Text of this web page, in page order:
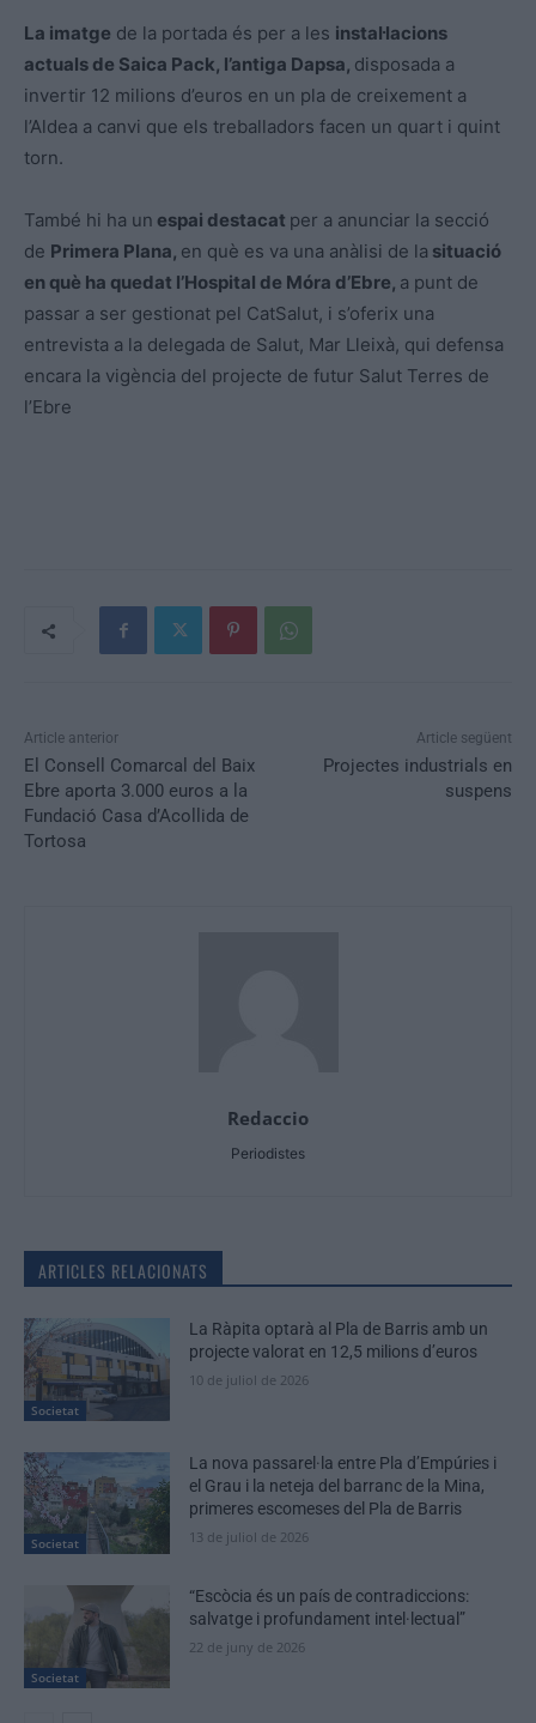
La imatge de la portada és per a les instal·lacions
actuals de Saica Pack, l’antiga Dapsa, disposada a
invertir 12 milions d’euros en un pla de creixement a
l’Aldea a canvi que els treballadors facen un quart i quint
torn.
També hi ha un espai destacat per a anunciar la secció
de Primera Plana, en què es va una anàlisi de la situació
en què ha quedat l’Hospital de Móra d’Ebre, a punt de
passar a ser gestionat pel CatSalut, i s’oferix una
entrevista a la delegada de Salut, Mar Lleixà, qui defensa
encara la vigència del projecte de futur Salut Terres de
l’Ebre
Article anterior
El Consell Comarcal del Baix
Ebre aporta 3.000 euros a la
Fundació Casa d’Acollida de
Tortosa
Article següent
Projectes industrials en
suspens
Redaccio
Periodistes
ARTICLES RELACIONATS
Societat
La Ràpita optarà al Pla de Barris amb un
projecte valorat en 12,5 milions d’euros
10 de juliol de 2026
Societat
La nova passarel·la entre Pla d’Empúries i
el Grau i la neteja del barranc de la Mina,
primeres escomeses del Pla de Barris
13 de juliol de 2026
Societat
“Escòcia és un país de contradiccions:
salvatge i profundament intel·lectual”
22 de juny de 2026